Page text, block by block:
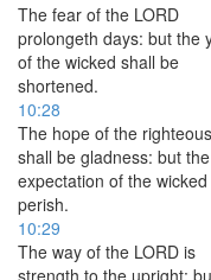
The fear of the LORD
prolongeth days: but the
of the wicked shall be
shortened.
10:28
The hope of the righteous
shall be gladness: but the
expectation of the wicked
perish.
10:29
The way of the LORD is
strength to the upright: